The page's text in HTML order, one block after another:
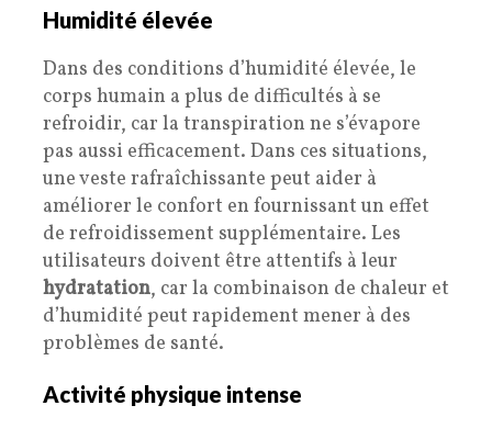
Humidité élevée
Dans des conditions d’humidité élevée, le
corps humain a plus de difficultés à se
refroidir, car la transpiration ne s’évapore
pas aussi efficacement. Dans ces situations,
une veste rafraîchissante peut aider à
améliorer le confort en fournissant un effet
de refroidissement supplémentaire. Les
utilisateurs doivent être attentifs à leur
hydratation, car la combinaison de chaleur et
d’humidité peut rapidement mener à des
problèmes de santé.
Activité physique intense